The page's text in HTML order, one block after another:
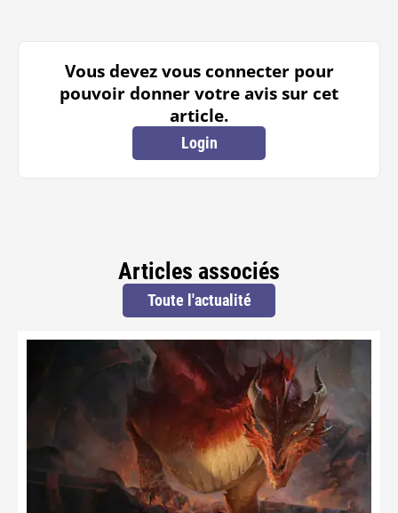
Vous devez vous connecter pour
pouvoir donner votre avis sur cet
article.
Login
Articles associés
Toute l'actualité